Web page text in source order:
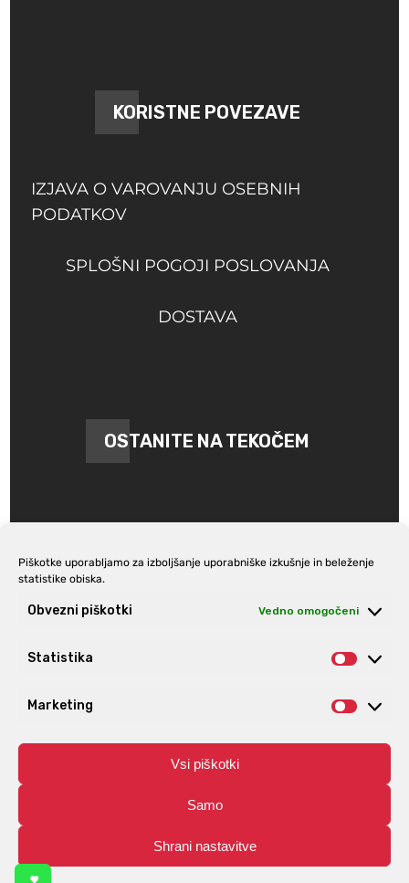
Piškotke uporabljamo za izboljšanje uporabniške izkušnje in beleženje
statistike obiska.
Obvezni piškotki Vedno omogočeni
Statistika
Marketing
Vsi piškotki
Samo
Shrani nastavitve
KORISTNE POVEZAVE
IZJAVA O VAROVANJU OSEBNIH
PODATKOV
SPLOŠNI POGOJI POSLOVANJA
DOSTAVA
OSTANITE NA TEKOČEM
© Aro | Vse pravice pridržane. | Izdelava spletnih trgovin